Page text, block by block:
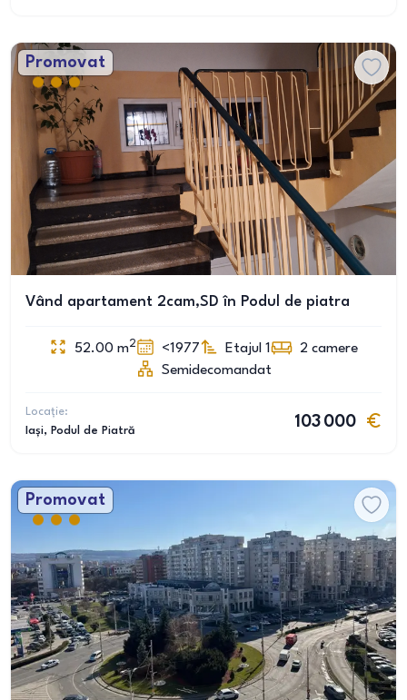
Promovat
Vând apartament 2cam,SD în Podul de piatra
52.00 m2 <1977 Etajul 1 2 camere
Semidecomandat
Locație:
Iași, Podul de Piatră
103 000
Promovat